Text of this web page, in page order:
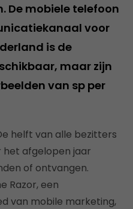
De mobiele telefoon
voor
is de
maar zijn
van sp per
helft van alle bezitters
afgelopen jaar
of ontvangen.
Razor, een
van mobile marketing,